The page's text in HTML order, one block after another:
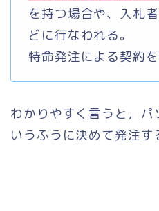
を持つ場合や、入札
どに行なわれる。
特命発注による契約
わかりやすく言うと，
いうふうに決めて発注す